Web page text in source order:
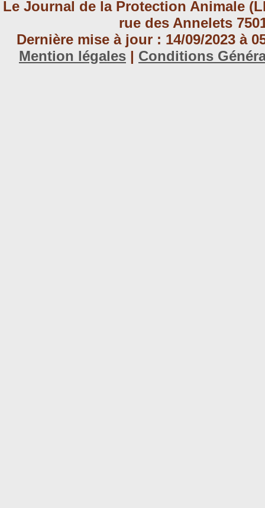
Le Journal de la Protection Animale
rue des Annelets
Dernière mise à jour : 14/09/2023 à
Mention légales | Conditions